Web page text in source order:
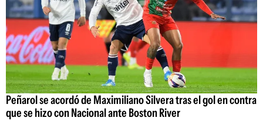
Peñarol se acordó de Maximiliano Silvera tras el gol en contra
que se hizo con Nacional ante Boston River